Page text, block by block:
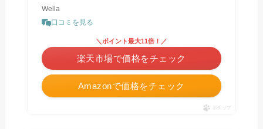
Wella
口コミを見る
Amazonで価格をチェック
＼ポイント最大11倍！／
楽天市場で価格をチェック
ポチップ